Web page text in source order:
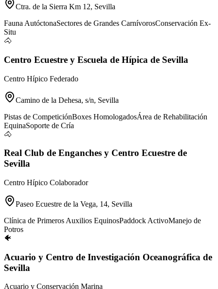
Ctra. de la Sierra Km 12, Sevilla
Fauna AutóctonaSectores de Grandes CarnívorosConservación Ex-
Situ
🐴
Centro Ecuestre y Escuela de Hípica de Sevilla
Centro Hípico Federado
Camino de la Dehesa, s/n, Sevilla
Pistas de CompeticiónBoxes HomologadosÁrea de Rehabilitación
EquinaSoporte de Cría
🐴
Real Club de Enganches y Centro Ecuestre de
Sevilla
Centro Hípico Colaborador
Paseo Ecuestre de la Vega, 14, Sevilla
Clínica de Primeros Auxilios EquinosPaddock ActivoManejo de
Potros
🐠
Acuario y Centro de Investigación Oceanográfica de
Sevilla
Acuario y Conservación Marina